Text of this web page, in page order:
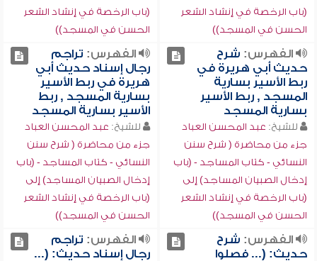
(باب الرخصة في إنشاد الشعر
الحسن في المسجد))
(باب الرخصة في إنشاد الشعر
الحسن في المسجد))
الفهرس: شرح
حديث أبي هريرة في
ربط الأسير بسارية
المسجد , ربط الأسير
بسارية المسجد
للشيخ: عبد المحسن العباد
جزء من محاضرة ( شرح سنن
النسائي - كتاب المساجد - (باب
إدخال الصبيان المساجد) إلى
(باب الرخصة في إنشاد الشعر
الحسن في المسجد))
الفهرس: تراجم
رجال إسناد حديث أبي
هريرة في ربط الأسير
بسارية المسجد , ربط
الأسير بسارية المسجد
للشيخ: عبد المحسن العباد
جزء من محاضرة ( شرح سنن
النسائي - كتاب المساجد - (باب
إدخال الصبيان المساجد) إلى
(باب الرخصة في إنشاد الشعر
الحسن في المسجد))
الفهرس: شرح
حديث: (... فصلوا
الفهرس: تراجم
رجال إسناد حديث: (...